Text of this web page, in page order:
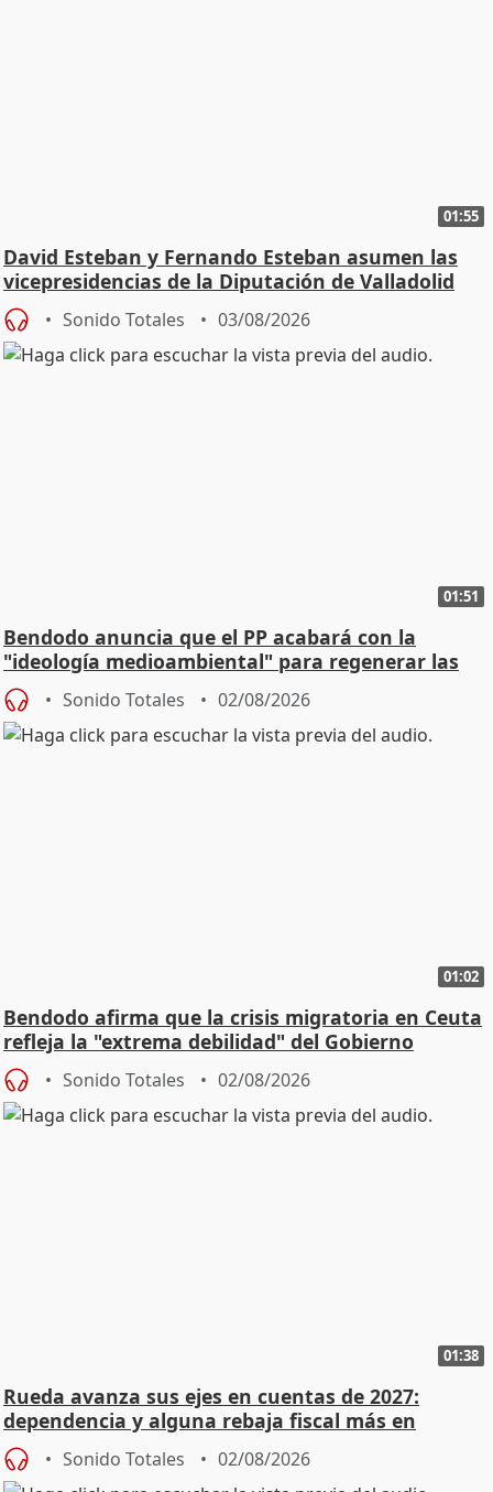
01:55
David Esteban y Fernando Esteban asumen las
vicepresidencias de la Diputación de Valladolid
Sonido Totales 03/08/2026
01:51
Bendodo anuncia que el PP acabará con la
"ideología medioambiental" para regenerar las
playas
Sonido Totales 02/08/2026
01:02
Bendodo afirma que la crisis migratoria en Ceuta
refleja la "extrema debilidad" del Gobierno
Sonido Totales 02/08/2026
01:38
Rueda avanza sus ejes en cuentas de 2027:
dependencia y alguna rebaja fiscal más en
vivienda
Sonido Totales 02/08/2026